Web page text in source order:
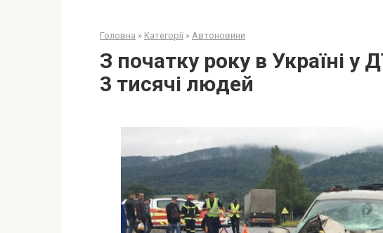
Головна » Категорії » Автоновини
З початку року в Україні
3 тисячі людей